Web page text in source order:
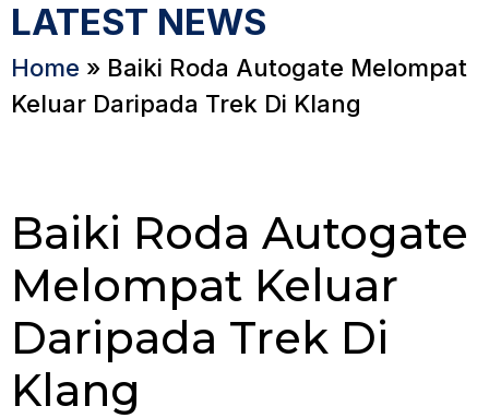
LATEST NEWS
Home » Baiki Roda Autogate Melompat
Keluar Daripada Trek Di Klang
Baiki Roda Autogate
Melompat Keluar
Daripada Trek Di
Klang